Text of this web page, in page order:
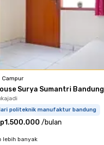
Campur
Surya Sumantri Bandung
politeknik manufaktur bandung
/bulan
lebih banyak